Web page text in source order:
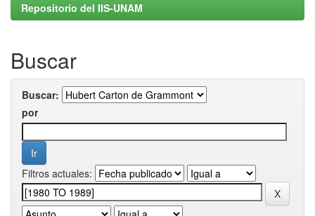
Repositorio del IIS-UNAM
Buscar
Buscar:
por
Filtros actuales: